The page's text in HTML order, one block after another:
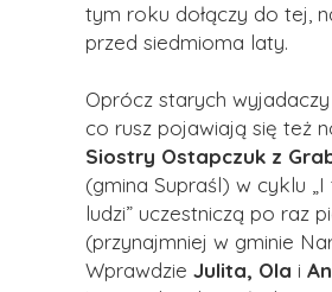
tym roku dołączy do tej,
przed siedmioma laty.
Oprócz starych
co rusz pojawiają się też
Siostry Ostapczuk z
(gmina Supraśl) w cyklu
ludzi” uczestniczą po raz
(przynajmniej w gminie
Wprawdzie Julita, Ola i